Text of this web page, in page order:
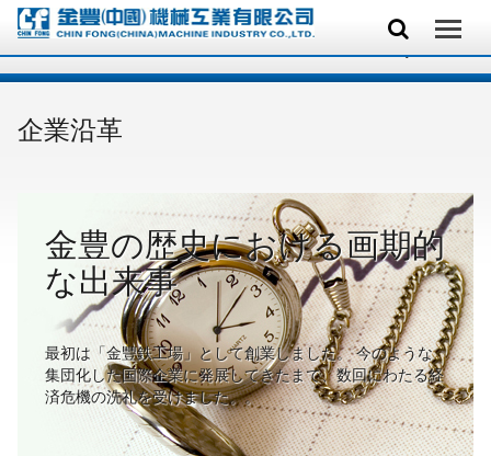
企業沿革
金豊の歴史における画期的
な出来事
最初は「金豐鉄工場」として創業しました。 今のような
集団化した国際企業に発展してきたまで、数回にわたる経
済危機の洗礼を受けました。。